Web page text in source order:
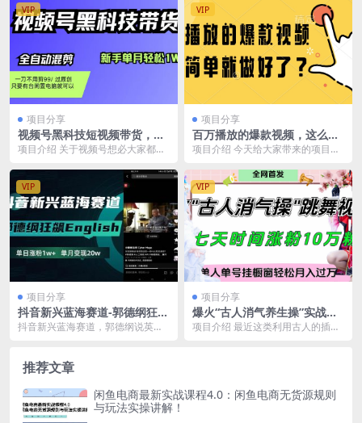
VIP
项目分享
视频号黑科技短视频带货，新
手也能单月到手1W+，一刀不
项目介绍 关于视频号想必大家都用
台，流量非常非常大...
VIP
项目分享
百万播放的爆款视频，这么简
单就做好了？
项目介绍 今天给大家带来的项目是
就做好了？》 ①上...
VIP
项目分享
抖音新兴蓝海赛道-郭德纲狂飙
English，单日涨粉1w ，单月
抖音新兴蓝海赛道，郭德纲说英
VIP
项目分享
爆火“古人消气养生操”实战拆
解，找准视频风口轻松起号，
项目介绍 最近这类利用古人的插画
推荐文章
闲鱼电商最新实战课程4.0：闲鱼电商无货源规则
与玩法实操讲解！